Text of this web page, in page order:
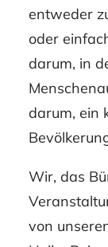
entweder
oder
darum, in
darum, ein
Wir, das
von